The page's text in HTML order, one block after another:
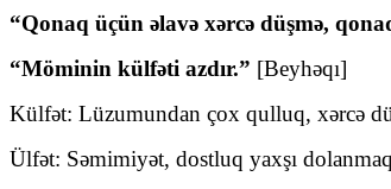
“Qonaq üçün əlavə xərcə düşmə,
“Möminin külfəti azdır.” [Beyhəqı]
Külfət: Lüzumundan çox qulluq, xərcə
Ülfət: Səmimiyət, dostluq yaxşı